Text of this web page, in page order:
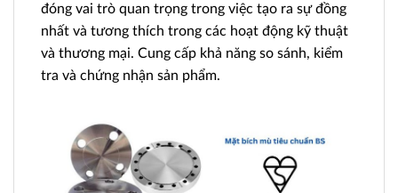
đóng vai trò quan trọng trong việc tạo ra sự đồng
nhất và tương thích trong các hoạt động kỹ thuật
và thương mại. Cung cấp khả năng so sánh, kiểm
tra và chứng nhận sản phẩm.